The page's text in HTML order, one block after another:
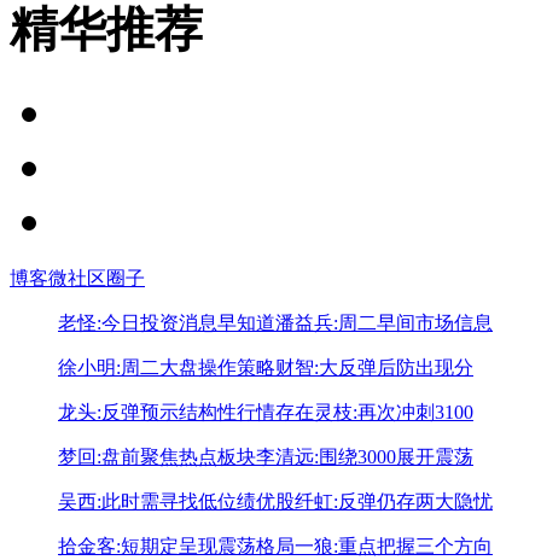
精华推荐
博客微社区圈子
老怪:今日投资消息早知道潘益兵:周二早间市场信息
徐小明:周二大盘操作策略财智:大反弹后防出现分
龙头:反弹预示结构性行情存在灵枝:再次冲刺3100
梦回:盘前聚焦热点板块李清远:围绕3000展开震荡
吴西:此时需寻找低位绩优股纤虹:反弹仍存两大隐忧
拾金客:短期定呈现震荡格局一狼:重点把握三个方向